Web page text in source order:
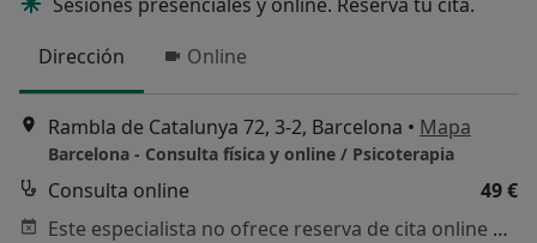
Dirección
Online
Rambla de Catalunya 72, 3-2, Barcelona • Mapa
Barcelona - Consulta física y online / Psicoterapia
Consulta online
49 €
Este especialista no ofrece reserva de cita online en esta dirección.